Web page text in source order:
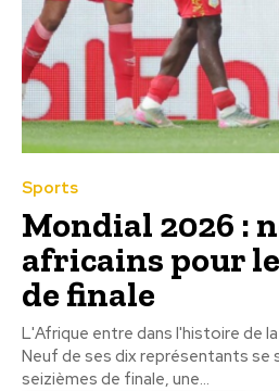
Sports
Mondial 2026 :
africains pour
de finale
L'Afrique entre dans l'histoire de
Neuf de ses dix représentants se
seizièmes de finale, une...